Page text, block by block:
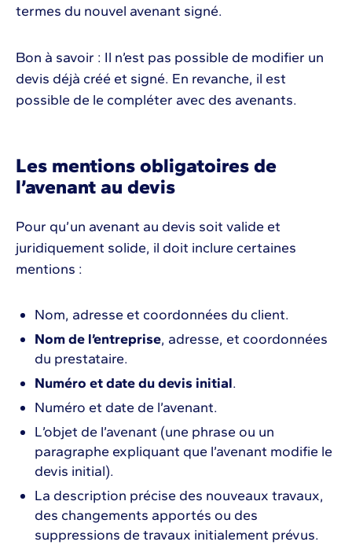
termes du nouvel avenant signé.
Bon à savoir : Il n’est pas possible de modifier un
devis déjà créé et signé. En revanche, il est
possible de le compléter avec des avenants.
Les mentions obligatoires de
l’avenant au devis
Pour qu’un avenant au devis soit valide et
juridiquement solide, il doit inclure certaines
mentions :
Nom, adresse et coordonnées du client.
Nom de l’entreprise, adresse, et coordonnées
du prestataire.
Numéro et date du devis initial.
Numéro et date de l’avenant.
L’objet de l’avenant (une phrase ou un
paragraphe expliquant que l’avenant modifie le
devis initial).
La description précise des nouveaux travaux,
des changements apportés ou des
suppressions de travaux initialement prévus.